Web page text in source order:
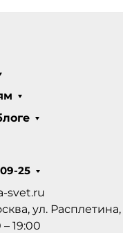
25
svet.ru
ул.
19:00